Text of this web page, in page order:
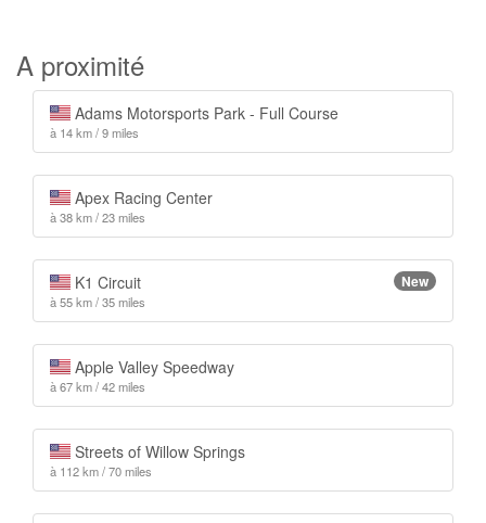
A proximité
Adams Motorsports Park - Full Course
à 14 km / 9 miles
Apex Racing Center
à 38 km / 23 miles
K1 Circuit New
à 55 km / 35 miles
Apple Valley Speedway
à 67 km / 42 miles
Streets of Willow Springs
à 112 km / 70 miles